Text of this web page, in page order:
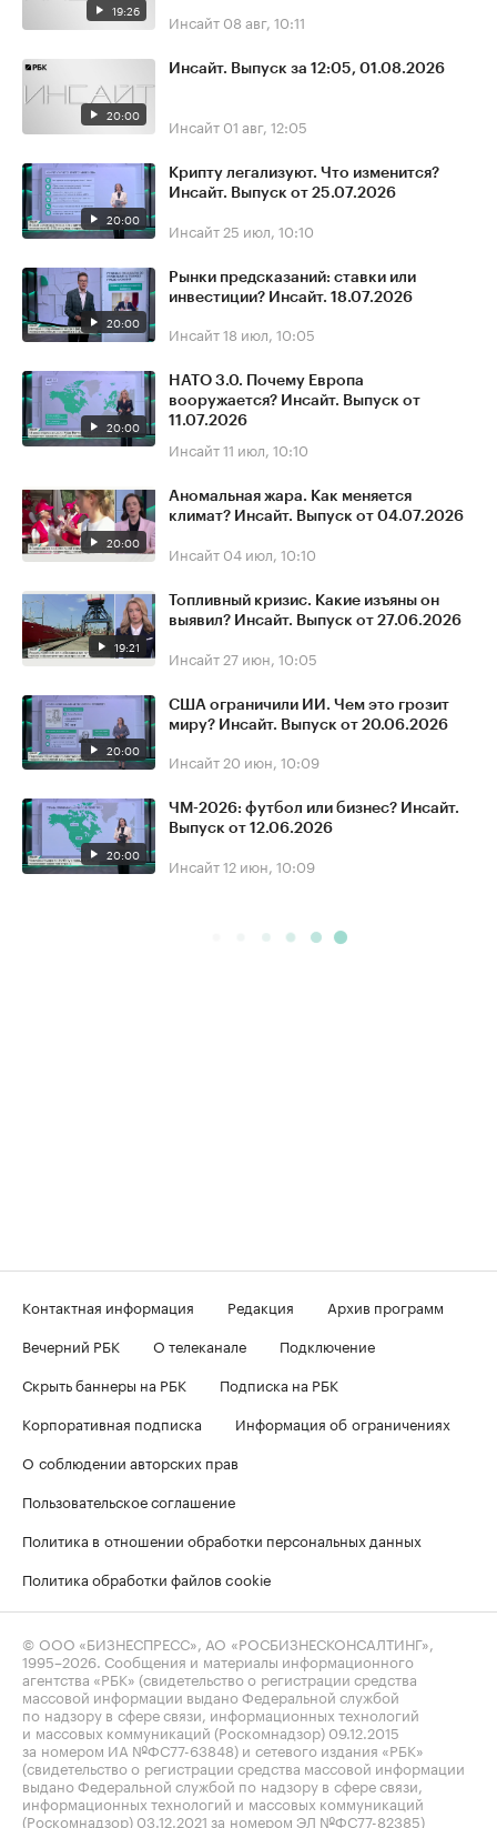
19:26 Инсайт 08 авг, 10:11
20:00
Инсайт. Выпуск за 12:05, 01.08.2026
Инсайт 01 авг, 12:05
20:00
Крипту легализуют. Что изменится?
Инсайт. Выпуск от 25.07.2026
Инсайт 25 июл, 10:10
20:00
Рынки предсказаний: ставки или
инвестиции? Инсайт. 18.07.2026
Инсайт18 июл, 10:05
20:00
НАТО 3.0. Почему Европа
вооружается? Инсайт. Выпуск от
11.07.2026
Инсайт11 июл, 10:10
20:00
Аномальная жара. Как меняется
климат? Инсайт. Выпуск от 04.07.2026
Инсайт 04 июл, 10:10
19:21
Топливный кризис. Какие изъяны он
выявил? Инсайт. Выпуск от 27.06.2026
Инсайт 27 июн, 10:05
20:00
США ограничили ИИ. Чем это грозит
миру? Инсайт. Выпуск от 20.06.2026
Инсайт 20 июн, 10:09
20:00
ЧМ-2026: футбол или бизнес? Инсайт.
Выпуск от 12.06.2026
Инсайт12 июн, 10:09
Контактная информация Редакция
Архив программ
Вечерний РБК
О телеканале
Подключение
Скрыть баннеры на РБК
Подписка на РБК
Корпоративная подписка
Информация об ограничениях
О соблюдении авторских прав
Пользовательское соглашение
Политика в отношении обработки персональных данных
Политика обработки файлов cookie
© ООО «БИЗНЕСПРЕСС», АО «РОСБИЗНЕСКОНСАЛТИНГ»,
1995–2026. Сообщения и материалы информационного
агентства «РБК» (свидетельство о регистрации средства
массовой информации выдано Федеральной службой
по надзору в сфере связи, информационных технологий
и массовых коммуникаций (Роскомнадзор) 09.12.2015
за номером ИА №ФС77-63848) и сетевого издания «РБК»
(свидетельство о регистрации средства массовой информации
выдано Федеральной службой по надзору в сфере связи,
информационных технологий и массовых коммуникаций
(Роскомнадзор) 03.12.2021 за номером ЭЛ №ФС77-82385)